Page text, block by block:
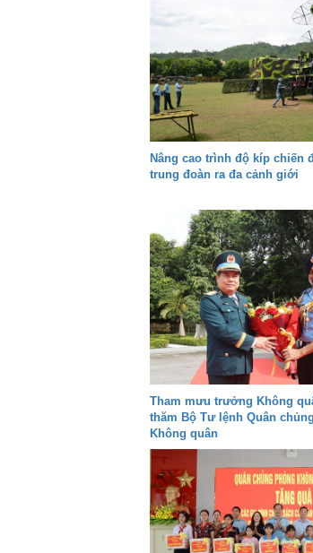
Nâng cao trình độ kíp chiến
trung đoàn ra đa cảnh giới
Tham mưu trưởng Không
thăm Bộ Tư lệnh Quân
Không quân